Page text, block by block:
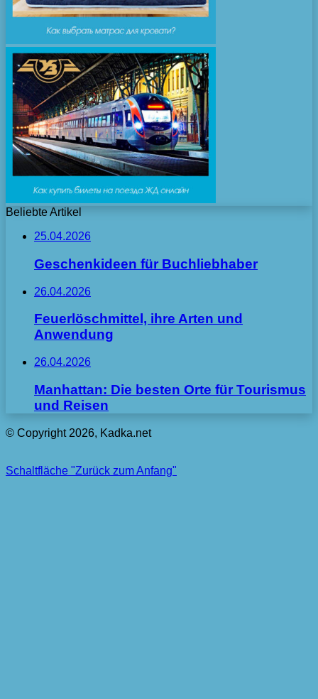
Beliebte Artikel
25.04.2026
Geschenkideen für Buchliebhaber
26.04.2026
Feuerlöschmittel, ihre Arten und
Anwendung
26.04.2026
Manhattan: Die besten Orte für Tourismus
und Reisen
© Copyright 2026, Kadka.net
Schaltfläche "Zurück zum Anfang"